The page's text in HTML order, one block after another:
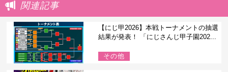
関連記事
【にじ甲2026】本戦トーナメントの抽選
結果が発表！ 「にじさんじ甲子園202...
その他